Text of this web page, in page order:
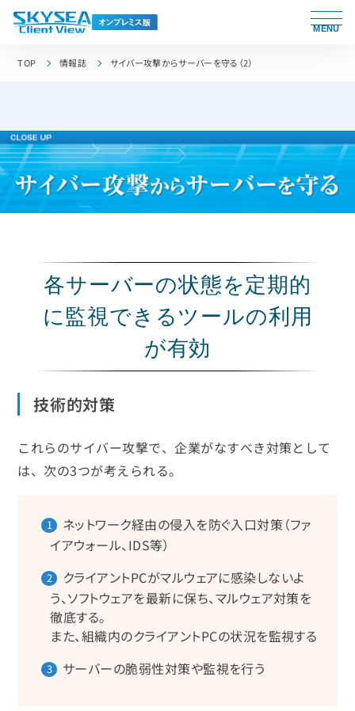
MENU
TOP 情報誌 サイバー攻撃からサーバーを守る（2）
各サーバーの状態を定期的
に監視できるツールの利用
が有効
技術的対策
これらのサイバー攻撃で、企業がなすべき対策として
は、次の3つが考えられる。
1
ネットワーク経由の侵入を防ぐ入口対策（ファ
イアウォール、IDS等）
2
クライアントPCがマルウェアに感染しないよ
う、ソフトウェアを最新に保ち、マルウェア対策を
徹底する。
また、組織内のクライアントPCの状況を監視する
3 サーバーの脆弱性対策や監視を行う